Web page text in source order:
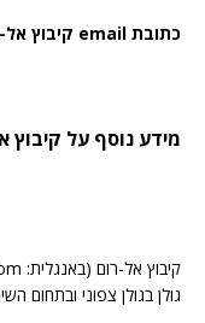
כתובת email קיבוץ אל-רום
מידע נוסף על קיבוץ
גולן בגולן צפוני ובתחום